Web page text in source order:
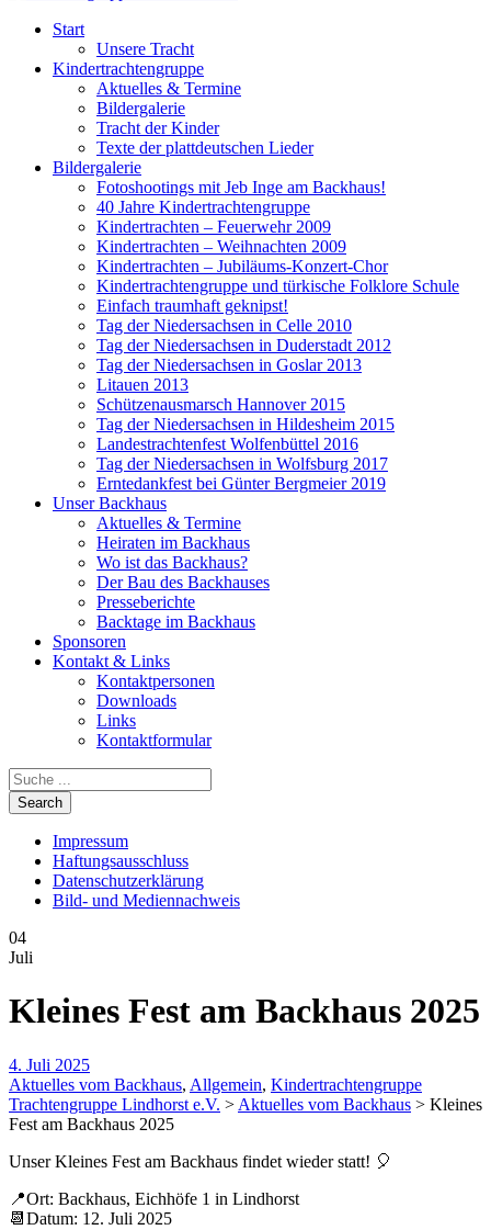
Start
Unsere Tracht
Kindertrachtengruppe
Aktuelles & Termine
Bildergalerie
Tracht der Kinder
Texte der plattdeutschen Lieder
Bildergalerie
Fotoshootings mit Jeb Inge am Backhaus!
40 Jahre Kindertrachtengruppe
Kindertrachten – Feuerwehr 2009
Kindertrachten – Weihnachten 2009
Kindertrachten – Jubiläums-Konzert-Chor
Kindertrachtengruppe und türkische Folklore Schule
Einfach traumhaft geknipst!
Tag der Niedersachsen in Celle 2010
Tag der Niedersachsen in Duderstadt 2012
Tag der Niedersachsen in Goslar 2013
Litauen 2013
Schützenausmarsch Hannover 2015
Tag der Niedersachsen in Hildesheim 2015
Landestrachtenfest Wolfenbüttel 2016
Tag der Niedersachsen in Wolfsburg 2017
Erntedankfest bei Günter Bergmeier 2019
Unser Backhaus
Aktuelles & Termine
Heiraten im Backhaus
Wo ist das Backhaus?
Der Bau des Backhauses
Presseberichte
Backtage im Backhaus
Sponsoren
Kontakt & Links
Kontaktpersonen
Downloads
Links
Kontaktformular
Impressum
Haftungsausschluss
Datenschutzerklärung
Bild- und Mediennachweis
04
Juli
Kleines Fest am Backhaus 2025
4. Juli 2025
Aktuelles vom Backhaus, Allgemein, Kindertrachtengruppe
Trachtengruppe Lindhorst e.V. > Aktuelles vom Backhaus > Kleines
Fest am Backhaus 2025
Unser Kleines Fest am Backhaus findet wieder statt! 🎈
📍Ort: Backhaus, Eichhöfe 1 in Lindhorst
📆Datum: 12. Juli 2025